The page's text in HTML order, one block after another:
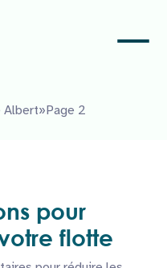
Albert»Page 2
pour
flotte